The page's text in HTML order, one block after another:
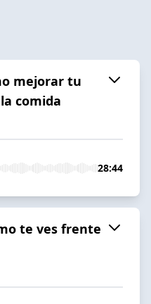
mejorar tu
comida
28:44
te ves frente